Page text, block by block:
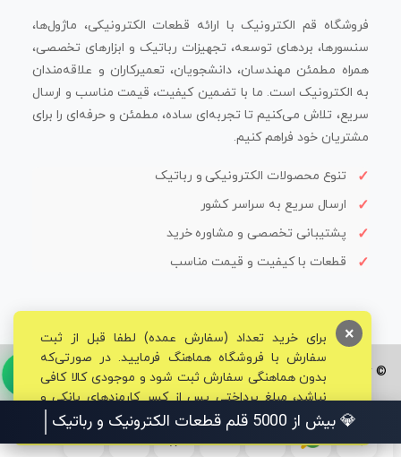
فروشگاه قم الکترونیک با ارائه قطعات الکترونیکی، ماژول‌ها،
سنسورها، بردهای توسعه، تجهیزات رباتیک و ابزارهای تخصصی،
همراه مطمئن مهندسان، دانشجویان، تعمیرکاران و علاقه‌مندان
به الکترونیک است. ما با تضمین کیفیت، قیمت مناسب و ارسال
سریع، تلاش می‌کنیم تا تجربه‌ای ساده، مطمئن و حرفه‌ای را برای
مشتریان خود فراهم کنیم.
تنوع محصولات الکترونیکی و رباتیک
ارسال سریع به سراسر کشور
پشتیبانی تخصصی و مشاوره خرید
قطعات با کیفیت و قیمت مناسب
© تمامی حقوق برای فروشگاه تخصصی قم الکترونیک محفوظ می‌باشد.
برای خرید تعداد (سفارش عمده) لطفا قبل از ثبت
سفارش با فروشگاه هماهنگ فرمایید. در صورتی‌که
بدون هماهنگی سفارش ثبت شود و موجودی کالا کافی
نباشد، مبلغ پرداختی پس از کسر کارمزدهای بانکی و
مالیاتی به حساب شما بازگشت داده خواهد شد.
×
💎 بیش از 5000 قلم قطعات الکترونیک و رباتیک